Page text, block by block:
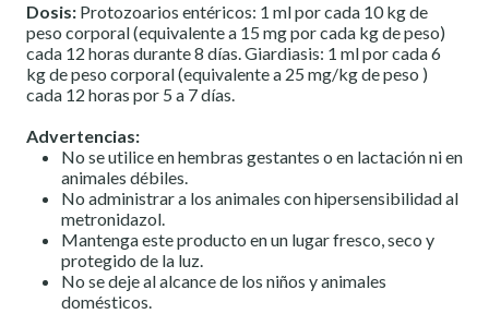
Dosis: Protozoarios entéricos: 1 ml por cada 10 kg de
peso corporal (equivalente a 15 mg por cada kg de peso)
cada 12 horas durante 8 días. Giardiasis: 1 ml por cada 6
kg de peso corporal (equivalente a 25 mg/kg de peso )
cada 12 horas por 5 a 7 días.
Advertencias:
No se utilice en hembras gestantes o en lactación ni en
animales débiles.
No administrar a los animales con hipersensibilidad al
metronidazol.
Mantenga este producto en un lugar fresco, seco y
protegido de la luz.
No se deje al alcance de los niños y animales
domésticos.